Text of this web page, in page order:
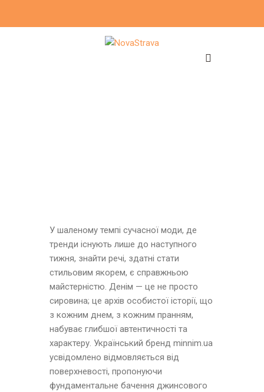
У шаленому темпі сучасної моди, де
тренди існують лише до наступного
тижня, знайти речі, здатні стати
стильовим якорем, є справжньою
майстерністю. Денім — це не просто
сировина; це архів особистої історії, що
з кожним днем, з кожним пранням,
набуває глибшої автентичності та
характеру. Український бренд minnim.ua
усвідомлено відмовляється від
поверхневості, пропонуючи
фундаментальне бачення джинсового